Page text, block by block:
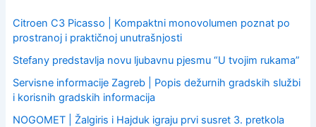
o
r
:
Citroen C3 Picasso | Kompaktni monovolumen poznat po
prostranoj i praktičnoj unutrašnjosti
Stefany predstavlja novu ljubavnu pjesmu “U tvojim rukama”
Servisne informacije Zagreb | Popis dežurnih gradskih službi
i korisnih gradskih informacija
NOGOMET | Žalgiris i Hajduk igraju prvi susret 3. pretkola